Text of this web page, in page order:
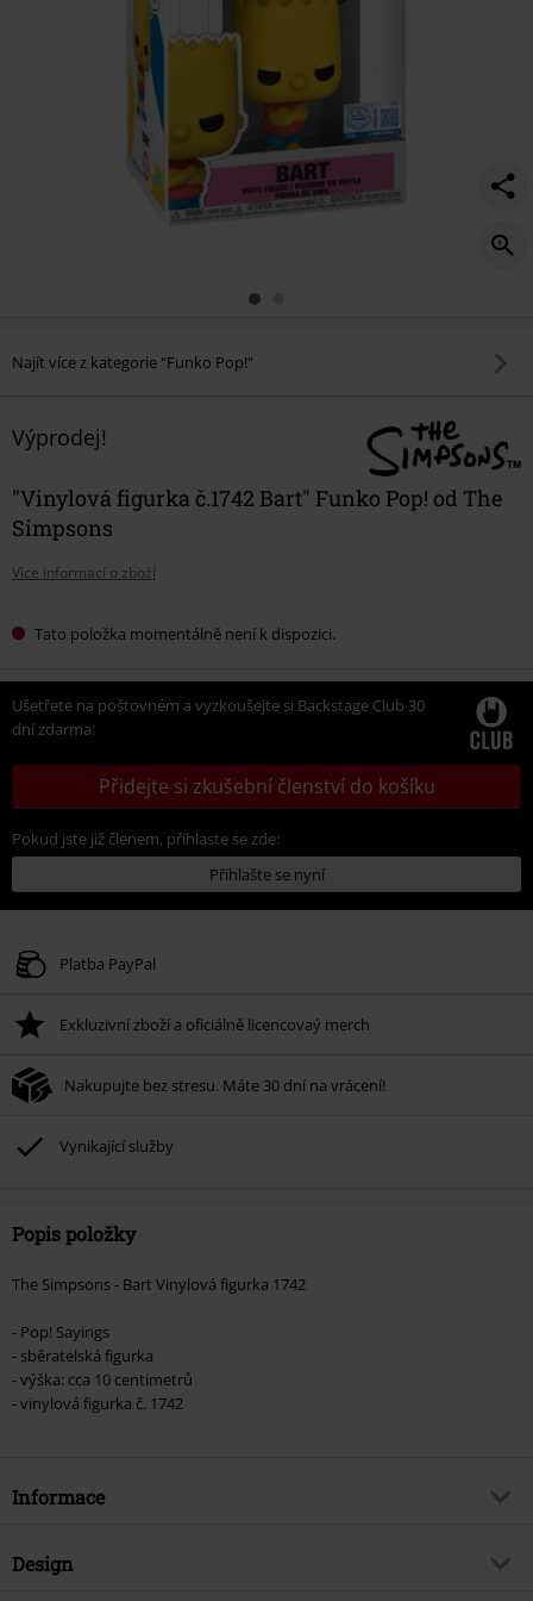
Najít více z kategorie "Funko Pop!"
Výprodej!
"Vinylová figurka č.1742 Bart" Funko Pop! od The
Simpsons
Více informací o zboží
Tato položka momentálně není k dispozici.
Ušetřete na poštovném a vyzkoušejte si Backstage Club 30
dní zdarma:
Přidejte si zkušební členství do košíku
Pokud jste již členem, přihlaste se zde:
Přihlašte se nyní
Platba PayPal
Exkluzivní zboží a oficiálně licencovaý merch
Nakupujte bez stresu. Máte 30 dní na vrácení!
Vynikající služby
Popis položky
The Simpsons - Bart Vinylová figurka 1742
- Pop! Sayings
- sběratelská figurka
- výška: cca 10 centimetrů
- vinylová figurka č. 1742
Informace
Zboží č.
Design